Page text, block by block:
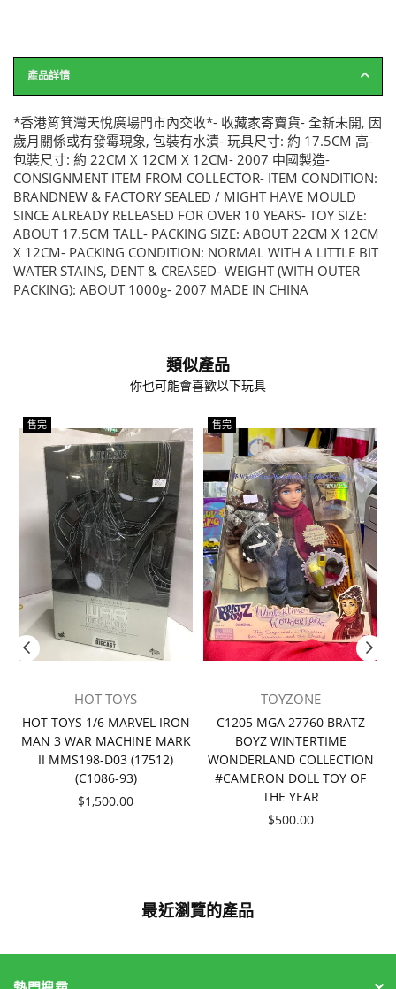
產品詳情
*香港筲箕灣天悅廣場門市內交收*- 收藏家寄賣貨- 全新未開, 因
歲月關係或有發霉現象, 包裝有水漬- 玩具尺寸: 約 17.5CM 高-
包裝尺寸: 約 22CM X 12CM X 12CM- 2007 中國製造-
CONSIGNMENT ITEM FROM COLLECTOR- ITEM CONDITION:
BRANDNEW & FACTORY SEALED / MIGHT HAVE MOULD
SINCE ALREADY RELEASED FOR OVER 10 YEARS- TOY SIZE:
ABOUT 17.5CM TALL- PACKING SIZE: ABOUT 22CM X 12CM
X 12CM- PACKING CONDITION: NORMAL WITH A LITTLE BIT
WATER STAINS, DENT & CREASED- WEIGHT (WITH OUTER
PACKING): ABOUT 1000g- 2007 MADE IN CHINA
類似產品
你也可能會喜歡以下玩具
售完
HOT TOYS
HOT TOYS 1/6 MARVEL IRON
MAN 3 WAR MACHINE MARK
II MMS198-D03 (17512)
(C1086-93)
價
$1,500.00
售完
TOYZONE
C1205 MGA 27760 BRATZ
BOYZ WINTERTIME
WONDERLAND COLLECTION
#CAMERON DOLL TOY OF
THE YEAR
價
$500.00
最近瀏覽的產品